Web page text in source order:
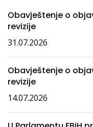
Obavještenje o
revizije
31.07.2026
Obavještenje o
revizije
14.07.2026